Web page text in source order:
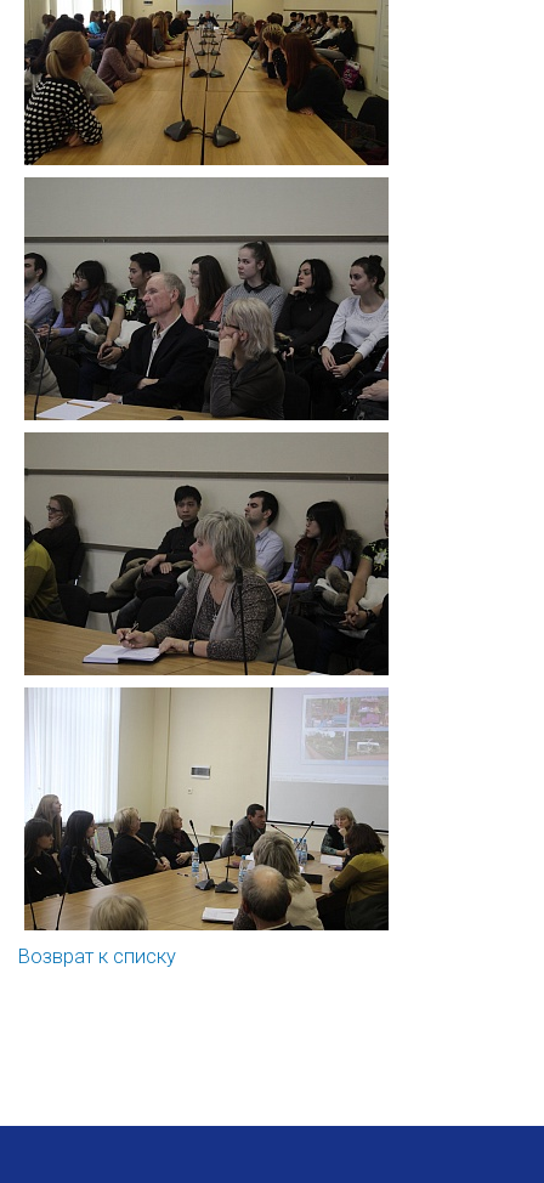
Возврат к списку